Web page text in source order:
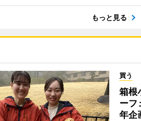
もっと見る
買う
箱根
ーフ
年企